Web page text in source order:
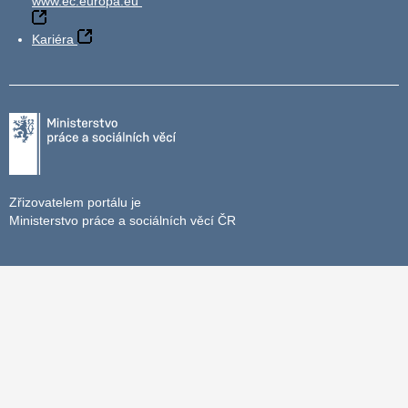
Kariéra
Zřizovatelem portálu je
Ministerstvo práce a sociálních věcí ČR